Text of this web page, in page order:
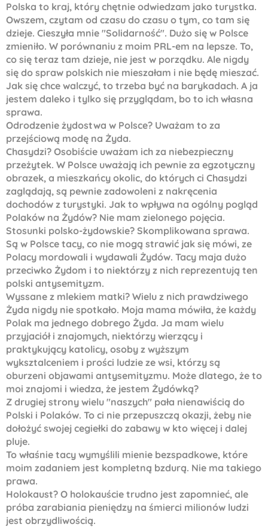
Polska to kraj, który chętnie odwiedzam jako turystka.
Owszem, czytam od czasu do czasu o tym, co tam się
dzieje. Cieszyła mnie "Solidarność". Dużo się w Polsce
zmieniło. W porównaniu z moim PRL-em na lepsze. To,
co się teraz tam dzieje, nie jest w porządku. Ale nigdy
się do spraw polskich nie mieszałam i nie będę mieszać.
Jak się chce walczyć, to trzeba być na barykadach. A ja
jestem daleko i tylko się przyglądam, bo to ich własna
sprawa.
Odrodzenie żydostwa w Polsce? Uważam to za
przejściową modę na Żyda.
Chasydzi? Osobiście uważam ich za niebezpieczny
przeżytek. W Polsce uważają ich pewnie za egzotyczny
obrazek, a mieszkańcy okolic, do których ci Chasydzi
zaglądają, są pewnie zadowoleni z nakręcenia
dochodów z turystyki. Jak to wpływa na ogólny pogląd
Polaków na Żydów? Nie mam zielonego pojęcia.
Stosunki polsko-żydowskie? Skomplikowana sprawa.
Są w Polsce tacy, co nie mogą strawić jak się mówi, ze
Polacy mordowali i wydawali Żydów. Tacy maja dużo
przeciwko Żydom i to niektórzy z nich reprezentują ten
polski antysemityzm.
Wyssane z mlekiem matki? Wielu z nich prawdziwego
Żyda nigdy nie spotkało. Moja mama mówiła, że każdy
Polak ma jednego dobrego Żyda. Ja mam wielu
przyjaciół i znajomych, niektórzy wierzący i
praktykujący katolicy, osoby z wyższym
wyksztalceniem i prości ludzie ze wsi, którzy są
oburzeni objawami antysemityzmu. Może dlatego, że to
moi znajomi i wiedza, że jestem Żydówką?
Z drugiej strony wielu "naszych" pała nienawiścią do
Polski i Polaków. To ci nie przepuszczą okazji, żeby nie
dołożyć swojej cegiełki do zabawy w kto więcej i dalej
pluje.
To właśnie tacy wymyślili mienie bezspadkowe, które
moim zadaniem jest kompletną bzdurą. Nie ma takiego
prawa.
Holokaust? O holokauście trudno jest zapomnieć, ale
próba zarabiania pieniędzy na śmierci milionów ludzi
jest obrzydliwością.